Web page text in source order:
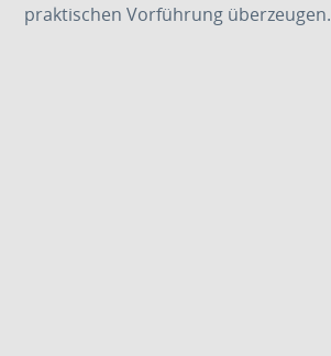
praktischen Vorführung überzeugen.